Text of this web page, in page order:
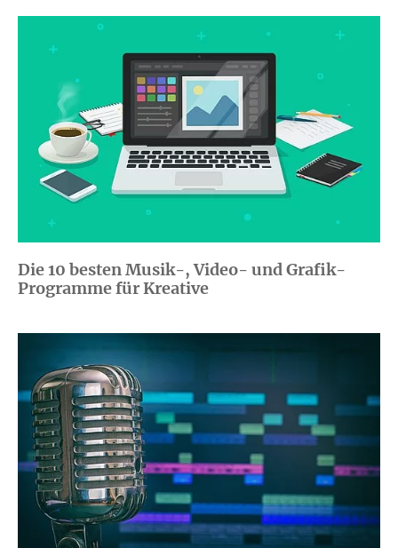
Die 10 besten Musik-, Video- und Grafik-
Programme für Kreative